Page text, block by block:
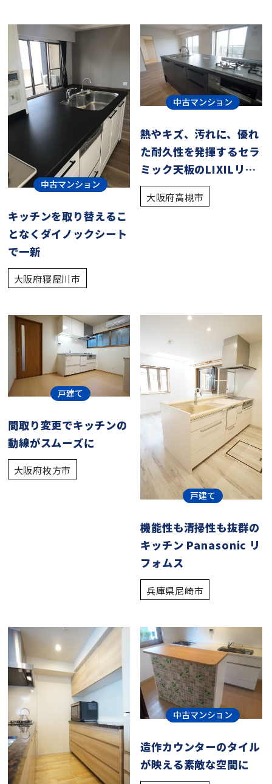
中古マンション
キッチンを取り替えるこ
となくダイノックシート
で一新
大阪府寝屋川市
中古マンション
熱やキズ、汚れに、優れ
た耐久性を発揮するセラ
ミック天板のLIXILリシ
ェル
大阪府高槻市
戸建て
間取り変更でキッチンの
動線がスムーズに
大阪府枚方市
戸建て
機能性も清掃性も抜群の
キッチン Panasonic リ
フォムス
兵庫県尼崎市
中古マンション
造作カウンターのタイル
が映える素敵な空間に